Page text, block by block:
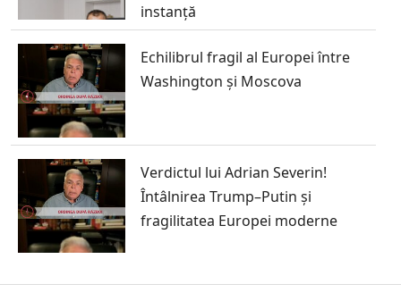
instanță
Echilibrul fragil al Europei între
Washington și Moscova
Verdictul lui Adrian Severin!
Întâlnirea Trump–Putin și
fragilitatea Europei moderne